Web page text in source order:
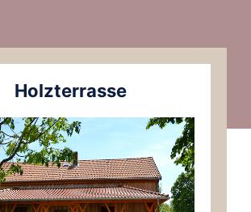
Holzterrasse